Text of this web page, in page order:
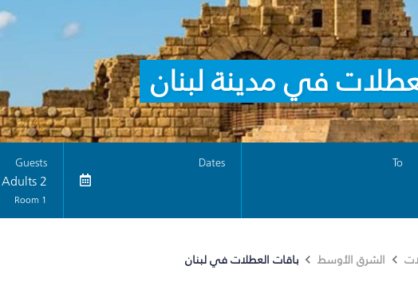
في مدينة لبنان
To
Dates
Guests
2 Adults
1 Room
الشرق الأوسط باقات العطلات في لبنان